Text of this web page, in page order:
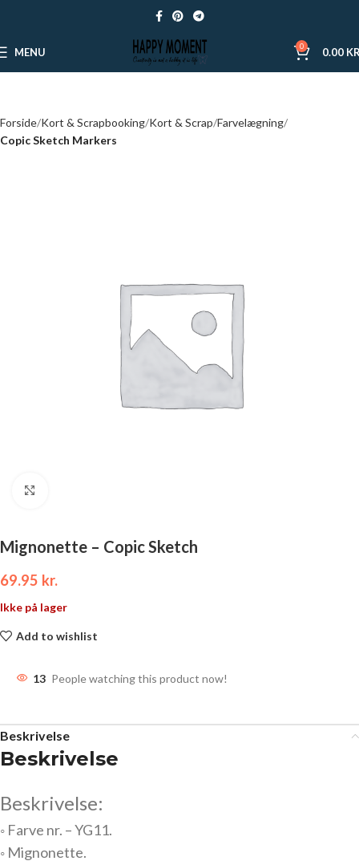
MENU 0 0.00
Forside Kort & Scrapbooking Kort & Scrap Farvelægning
Copic Sketch Markers
Mignonette – Copic Sketch
69.95 kr.
Ikke på lager
Add to wishlist
13 People watching this product now!
Beskrivelse
Beskrivelse
Beskrivelse:
◦ Farve nr. – YG11.
◦ Mignonette.